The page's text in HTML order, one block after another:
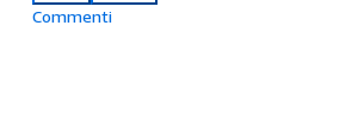
Commenti